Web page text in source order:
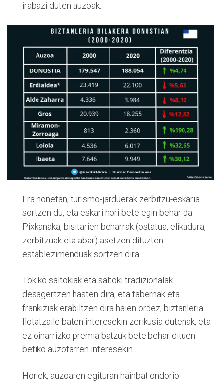
irabazi duten auzoak.
Era honetan, turismo-jarduerak zerbitzu-eskaria
sortzen du, eta eskari hori bete egin behar da.
Pixkanaka, bisitarien beharrak (ostatua, elikadura,
zerbitzuak eta abar) asetzen dituzten
establezimenduak sortzen dira.
Tokiko saltokiak eta saltoki tradizionalak
desagertzen hasten dira, eta tabernak eta
frankiziak erabiltzen dira haien ordez, biztanleria
flotatzaile baten interesekin zerikusia dutenak, eta
ez oinarrizko premia batzuk bete behar dituen
betiko auzotarren interesekin.
Honek, auzoaren egituran hainbat ondorio